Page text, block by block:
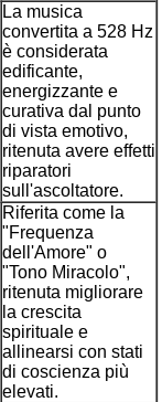
La musica
convertita a 528 Hz
è considerata
edificante,
energizzante e
curativa dal punto
di vista emotivo,
ritenuta avere effetti
riparatori
sull'ascoltatore.
Riferita come la
"Frequenza
dell'Amore" o
"Tono Miracolo",
ritenuta migliorare
la crescita
spirituale e
allinearsi con stati
di coscienza più
elevati.